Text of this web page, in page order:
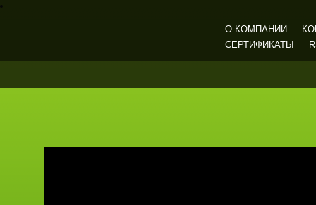
О КОМПАНИИ
СЕРТИФИКАТЫ